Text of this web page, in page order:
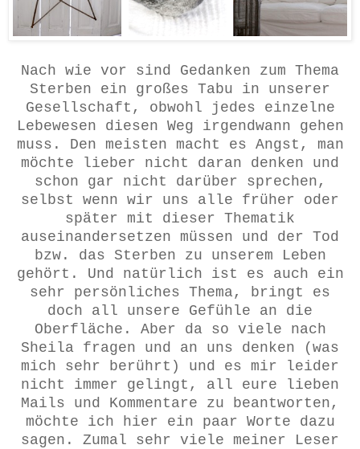
Nach wie vor sind Gedanken zum Thema
Sterben ein großes Tabu in unserer
Gesellschaft, obwohl jedes einzelne
Lebewesen diesen Weg irgendwann gehen
muss. Den meisten macht es Angst, man
möchte lieber nicht daran denken und
schon gar nicht darüber sprechen,
selbst wenn wir uns alle früher oder
später mit dieser Thematik
auseinandersetzen müssen und der Tod
bzw. das Sterben zu unserem Leben
gehört. Und natürlich ist es auch ein
sehr persönliches Thema, bringt es
doch all unsere Gefühle an die
Oberfläche. Aber da so viele nach
Sheila fragen und an uns denken (was
mich sehr berührt) und es mir leider
nicht immer gelingt, all eure lieben
Mails und Kommentare zu beantworten,
möchte ich hier ein paar Worte dazu
sagen. Zumal sehr viele meiner Leser